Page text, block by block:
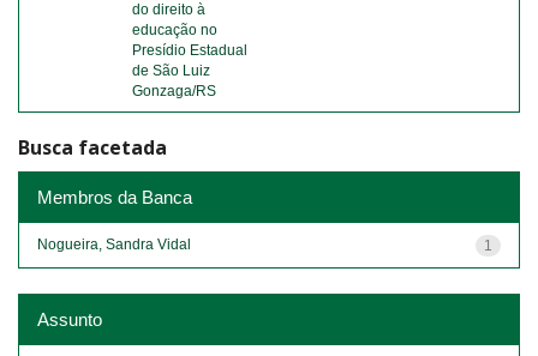
do direito à
educação no
Presídio Estadual
de São Luiz
Gonzaga/RS
Busca facetada
Membros da Banca
1
Nogueira, Sandra Vidal
Assunto